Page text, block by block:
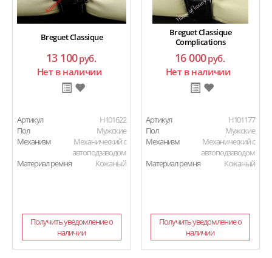
Breguet Classique
13 100руб.
Нет в наличии
Артикул
H101622
Пол
Мужские
Механизм
Механический с
автоподзаводом
Материал ремня
Кожаный
Получить уведомление о
наличии
Breguet Classique
Complications
16 000руб.
Нет в наличии
Артикул
H101177
Пол
Мужские
Механизм
Механический с
автоподзаводом
Материал ремня
Кожаный
Получить уведомление о
наличии